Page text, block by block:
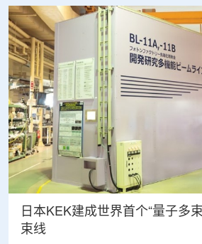
日本KEK建成世界首个“量子多
束线